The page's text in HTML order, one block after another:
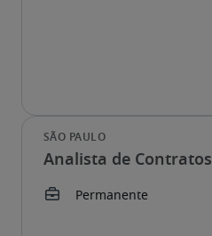
Analista de Contratos